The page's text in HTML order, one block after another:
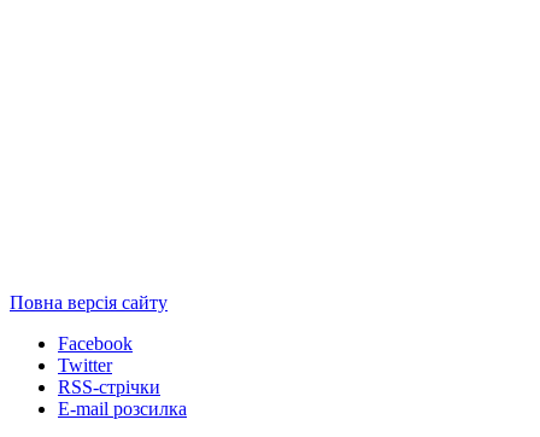
Повна версія сайту
Facebook
Twitter
RSS-стрічки
E-mail розсилка